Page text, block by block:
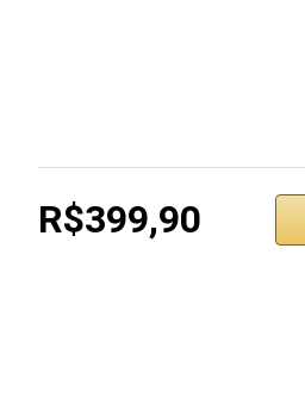
R$399,90